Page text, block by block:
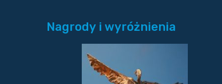
Nagrody i wyróżnienia